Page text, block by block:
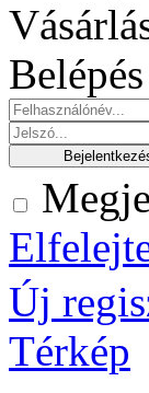
Új
Térkép